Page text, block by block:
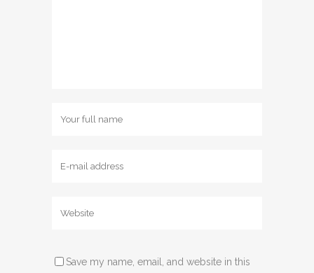
Save my name, email, and website in this